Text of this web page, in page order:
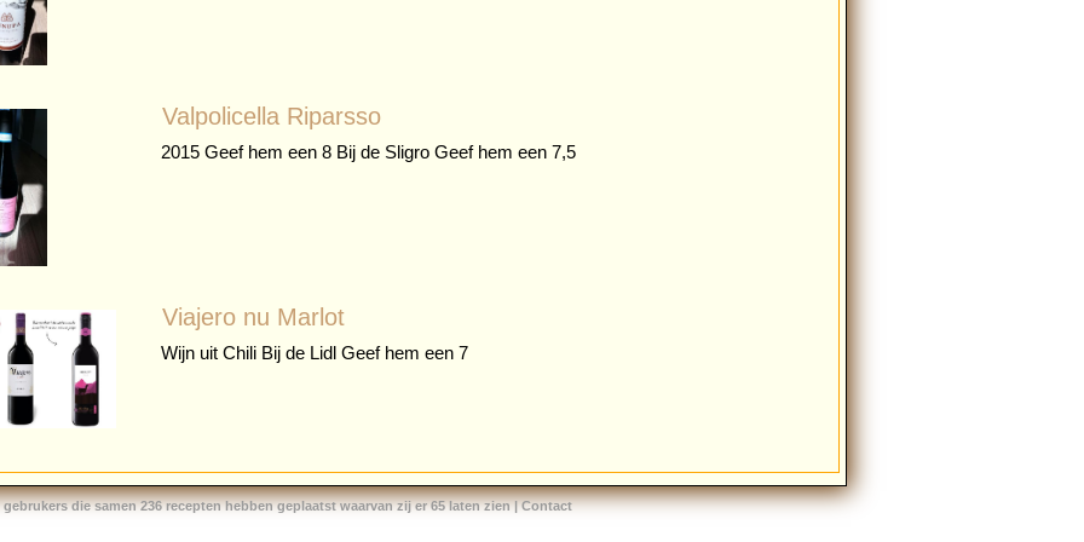
Valpolicella Riparsso
2015 Geef hem een 8 Bij de Sligro Geef hem een 7,5
Viajero nu Marlot
Wijn uit Chili Bij de Lidl Geef hem een 7
gebrukers die samen 236 recepten hebben geplaatst waarvan zij er 65 laten zien |Contact